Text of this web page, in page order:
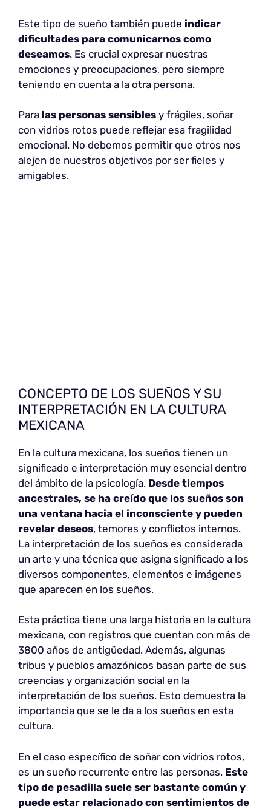
Este tipo de sueño también puede indicar
dificultades para comunicarnos como
deseamos. Es crucial expresar nuestras
emociones y preocupaciones, pero siempre
teniendo en cuenta a la otra persona.
Para las personas sensibles y frágiles, soñar
con vidrios rotos puede reflejar esa fragilidad
emocional. No debemos permitir que otros nos
alejen de nuestros objetivos por ser fieles y
amigables.
CONCEPTO DE LOS SUEÑOS Y SU
INTERPRETACIÓN EN LA CULTURA
MEXICANA
En la cultura mexicana, los sueños tienen un
significado e interpretación muy esencial dentro
del ámbito de la psicología. Desde tiempos
ancestrales, se ha creído que los sueños son
una ventana hacia el inconsciente y pueden
revelar deseos, temores y conflictos internos.
La interpretación de los sueños es considerada
un arte y una técnica que asigna significado a los
diversos componentes, elementos e imágenes
que aparecen en los sueños.
Esta práctica tiene una larga historia en la cultura
mexicana, con registros que cuentan con más de
3800 años de antigüedad. Además, algunas
tribus y pueblos amazónicos basan parte de sus
creencias y organización social en la
interpretación de los sueños. Esto demuestra la
importancia que se le da a los sueños en esta
cultura.
En el caso específico de soñar con vidrios rotos,
es un sueño recurrente entre las personas. Este
tipo de pesadilla suele ser bastante común y
puede estar relacionado con sentimientos de